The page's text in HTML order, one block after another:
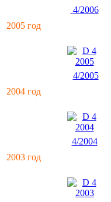
4/2006
2005 год
4/2005
2004 год
4/2004
2003 год